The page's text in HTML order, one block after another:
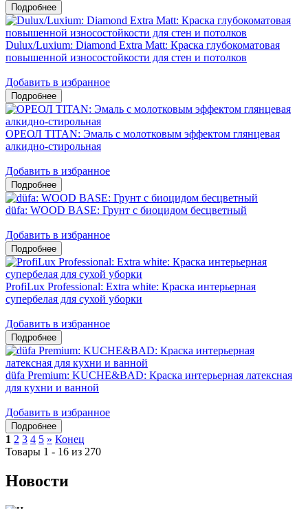
Dulux/Luxium: Diamond Extra Matt: Краска глубокоматовая
повышенной износостойкости для стен и потолков
Добавить в избранное
ОРЕОЛ TITAN: Эмаль с молотковым эффектом глянцевая
алкидно-стирольная
Добавить в избранное
düfa: WOOD BASE: Грунт с биоцидом бесцветный
Добавить в избранное
ProfiLux Professional: Extra white: Краска интерьерная
супербелая для сухой уборки
Добавить в избранное
düfa Premium: KUCHE&BAD: Краска интерьерная латексная
для кухни и ванной
Добавить в избранное
1 2 3 4 5 » Конец
Товары 1 - 16 из 270
Новости